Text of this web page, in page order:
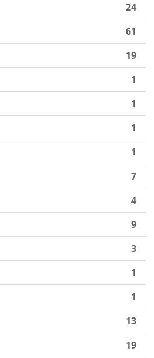
24
61
19
1
1
1
1
7
4
9
3
1
1
13
19